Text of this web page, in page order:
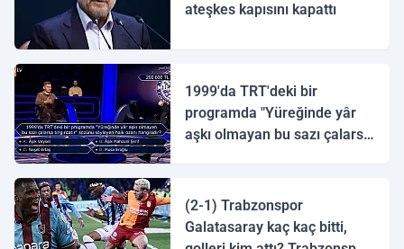
ateşkes kapısını kapattı
1999'da TRT'deki bir
programda "Yüreğinde yâr
aşkı olmayan bu sazı çalarsa
(2-1) Trabzonspor
Galatasaray kaç kaç bitti,